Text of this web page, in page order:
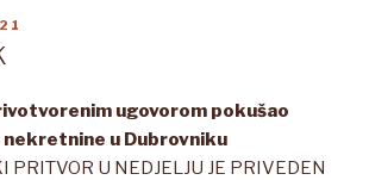
ugovorom pokušao
u Dubrovniku
PRITVOR U NEDJELJU JE PRIVEDEN